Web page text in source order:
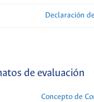
Declaración
de evaluación
Concepto de